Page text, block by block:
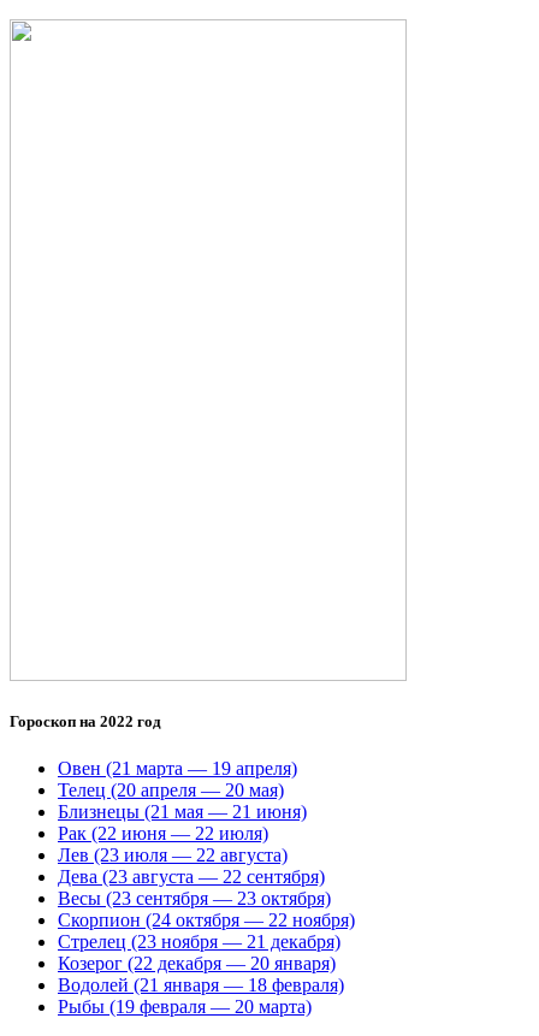
Гороскоп на 2022 год
Овен (21 марта — 19 апреля)
Телец (20 апреля — 20 мая)
Близнецы (21 мая — 21 июня)
Рак (22 июня — 22 июля)
Лев (23 июля — 22 августа)
Дева (23 августа — 22 сентября)
Весы (23 сентября — 23 октября)
Скорпион (24 октября — 22 ноября)
Стрелец (23 ноября — 21 декабря)
Козерог (22 декабря — 20 января)
Водолей (21 января — 18 февраля)
Рыбы (19 февраля — 20 марта)